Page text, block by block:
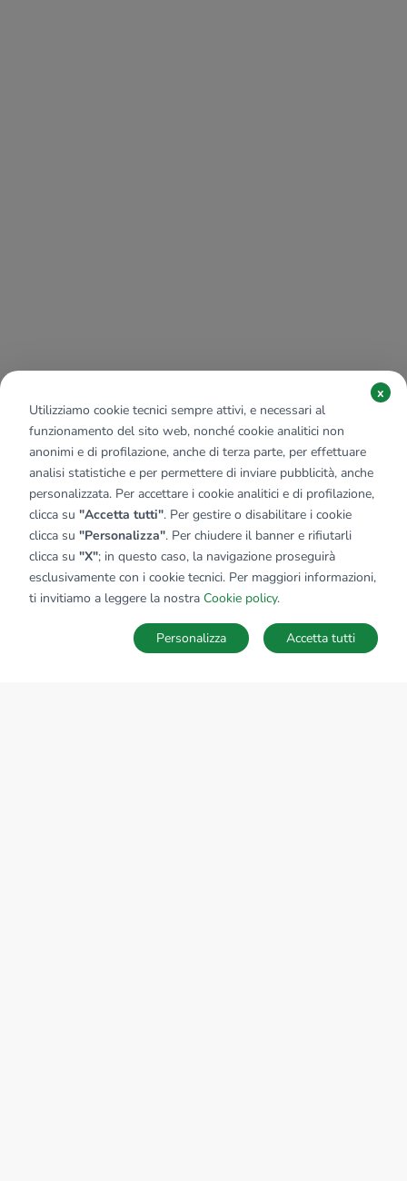
SALVA RICERCA
Utilizziamo cookie tecnici sempre attivi, e necessari al
funzionamento del sito web, nonché cookie analitici non
anonimi e di profilazione, anche di terza parte, per effettuare
analisi statistiche e per permettere di inviare pubblicità, anche
personalizzata. Per accettare i cookie analitici e di profilazione,
clicca su "Accetta tutti". Per gestire o disabilitare i cookie
clicca su "Personalizza". Per chiudere il banner e rifiutarli
clicca su "X"; in questo caso, la navigazione proseguirà
esclusivamente con i cookie tecnici. Per maggiori informazioni,
ti invitiamo a leggere la nostra Cookie policy.
x
Accetta tutti
Personalizza